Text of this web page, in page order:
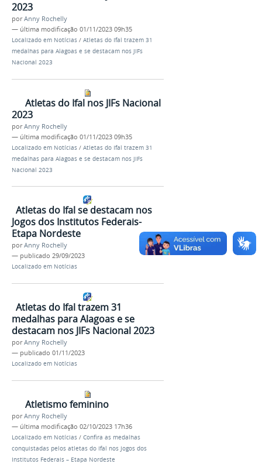
2023
porAnny Rochelly
— última modificação 01/11/2023 09h35
Localizado em Notícias / Atletas do Ifal trazem 31
medalhas para Alagoas e se destacam nos JIFs
Nacional 2023
Atletas do Ifal nos JIFs Nacional
2023
porAnny Rochelly
— última modificação 01/11/2023 09h35
Localizado em Notícias / Atletas do Ifal trazem 31
medalhas para Alagoas e se destacam nos JIFs
Nacional 2023
Atletas do Ifal se destacam nos
Jogos dos Institutos Federais-
Etapa Nordeste
porAnny Rochelly
— publicado 29/09/2023
Localizado em Notícias
Atletas do Ifal trazem 31
medalhas para Alagoas e se
destacam nos JIFs Nacional 2023
porAnny Rochelly
— publicado 01/11/2023
Localizado em Notícias
Atletismo feminino
porAnny Rochelly
— última modificação 02/10/2023 17h36
Localizado em Notícias / Confira as medalhas
conquistadas pelos atletas do Ifal nos Jogos dos
Institutos Federais – Etapa Nordeste